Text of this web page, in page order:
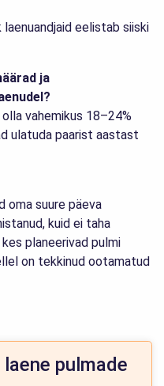
laenuandjaid eelistab siiski
ja
vahemikus 18–24%
ulatuda paarist aastast
oma suure päeva
kuid ei taha
planeerivad pulmi
on tekkinud ootamatud
pulmade